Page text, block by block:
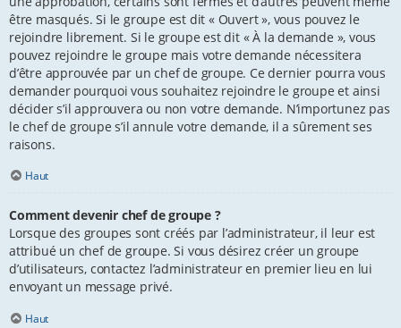
être masqués. Si le groupe est dit « Ouvert », vous pouvez le
rejoindre librement. Si le groupe est dit « À la demande », vous
pouvez rejoindre le groupe mais votre demande nécessitera
d’être approuvée par un chef de groupe. Ce dernier pourra vous
demander pourquoi vous souhaitez rejoindre le groupe et ainsi
décider s’il approuvera ou non votre demande. N’importunez pas
le chef de groupe s’il annule votre demande, il a sûrement ses
raisons.
Haut
Comment devenir chef de groupe ?
Lorsque des groupes sont créés par l’administrateur, il leur est
attribué un chef de groupe. Si vous désirez créer un groupe
d’utilisateurs, contactez l’administrateur en premier lieu en lui
envoyant un message privé.
Haut